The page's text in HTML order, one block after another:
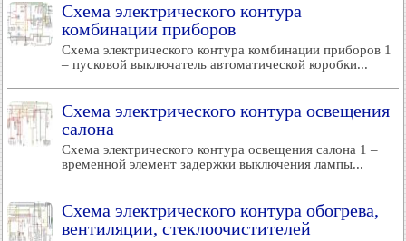
Схема электрического контура
комбинации приборов
Схема электрического контура комбинации приборов 1
– пусковой выключатель автоматической коробки...
Схема электрического контура освещения
салона
Схема электрического контура освещения салона 1 –
временной элемент задержки выключения лампы...
Схема электрического контура обогрева,
вентиляции, стеклоочистителей